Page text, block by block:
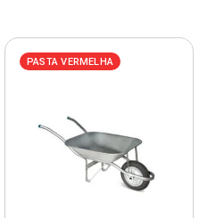
PASTA VERMELHA